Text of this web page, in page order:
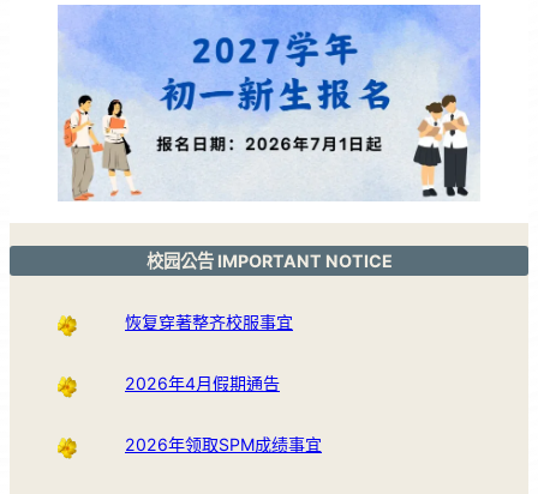
校园公告 IMPORTANT NOTICE
恢复穿著整齐校服事宜
2026年4月假期通告
2026年领取SPM成绩事宜